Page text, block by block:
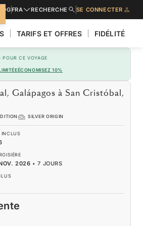
FRA RECHERCHE SE CONNECTER
TARIFS ET OFFRES FIDÉLITÉ
POUR CE VOYAGE
ÉCONOMISEZ 10%
Galápagos à San Cristóbal,
SILVER ORIGIN
INCLUS
2026 •7 JOURS